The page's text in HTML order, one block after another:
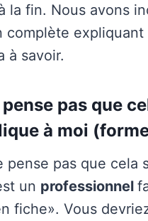
la fin. Nous avons
complète
à savoir.
pas que
à moi
pense pas que cela
un professionnel
fiche». Vous